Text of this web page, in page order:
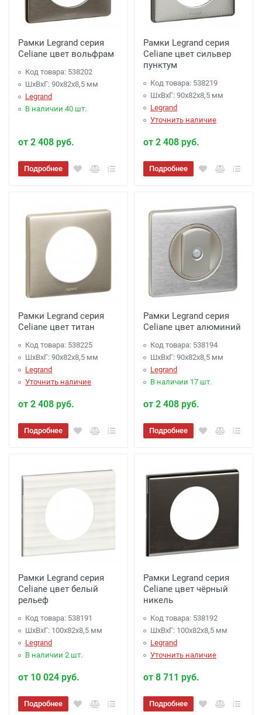
Рамки Legrand серия
Celiane цвет вольфрам
Код товара: 538202
ШхВхГ: 90x82x8,5 мм
Legrand
В наличии 40 шт.
от 2 408 руб.
Подробнее
Рамки Legrand серия
Celiane цвет сильвер
пунктум
Код товара: 538219
ШхВхГ: 90x82x8,5 мм
Legrand
Уточнить наличие
от 2 408 руб.
Подробнее
Рамки Legrand серия
Celiane цвет титан
Код товара: 538225
ШхВхГ: 90x82x8,5 мм
Legrand
Уточнить наличие
от 2 408 руб.
Подробнее
Рамки Legrand серия
Celiane цвет алюминий
Код товара: 538194
ШхВхГ: 90x82x8,5 мм
Legrand
В наличии 17 шт.
от 2 408 руб.
Подробнее
Рамки Legrand серия
Celiane цвет белый
рельеф
Код товара: 538191
ШхВхГ: 100x82x8,5 мм
Legrand
В наличии 2 шт.
от 10 024 руб.
Подробнее
Рамки Legrand серия
Celiane цвет чёрный
никель
Код товара: 538192
ШхВхГ: 100x82x8,5 мм
Legrand
Уточнить наличие
от 8 711 руб.
Подробнее